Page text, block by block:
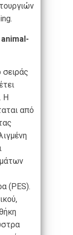
σειράς
Η
από
(PES).